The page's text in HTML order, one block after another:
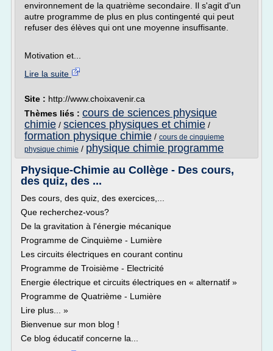
environnement de la quatrième secondaire. Il s'agit d'un
autre programme de plus en plus contingenté qui peut
refuser des élèves qui ont une moyenne insuffisante.
Motivation et...
Lire la suite
Site : http://www.choixavenir.ca
Thèmes liés : cours de sciences physique
chimie / sciences physiques et chimie /
formation physique chimie / cours de cinquieme
physique chimie / physique chimie programme
Physique-Chimie au Collège - Des cours,
des quiz, des ...
Des cours, des quiz, des exercices,...
Que recherchez-vous?
De la gravitation à l'énergie mécanique
Programme de Cinquième - Lumière
Les circuits électriques en courant continu
Programme de Troisième - Electricité
Energie électrique et circuits électriques en « alternatif »
Programme de Quatrième - Lumière
Lire plus... »
Bienvenue sur mon blog !
Ce blog éducatif concerne la...